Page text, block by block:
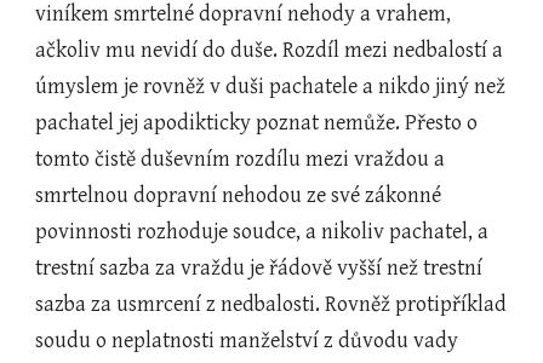
viníkem smrtelné dopravní nehody a vrahem,
ačkoliv mu nevidí do duše. Rozdíl mezi nedbalostí a
úmyslem je rovněž v duši pachatele a nikdo jiný než
pachatel jej apodikticky poznat nemůže. Přesto o
tomto čistě duševním rozdílu mezi vraždou a
smrtelnou dopravní nehodou ze své zákonné
povinnosti rozhoduje soudce, a nikoliv pachatel, a
trestní sazba za vraždu je řádově vyšší než trestní
sazba za usmrcení z nedbalosti. Rovněž protipříklad
soudu o neplatnosti manželství z důvodu vady